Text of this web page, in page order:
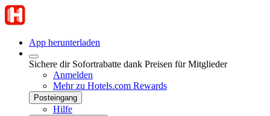
App herunterladen
Sichere dir Sofortrabatte dank Preisen für Mitglieder
Anmelden
Mehr zu Hotels.com Rewards
Posteingang
Hilfe